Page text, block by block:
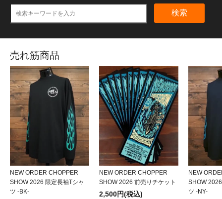
検索
売れ筋商品
NEW ORDER CHOPPER
SHOW 2026 限定長袖Tシャ
ツ -BK-
NEW ORDER CHOPPER
SHOW 2026 前売りチケット
2,500円(税込)
NEW
SHOW
ツ -NY-